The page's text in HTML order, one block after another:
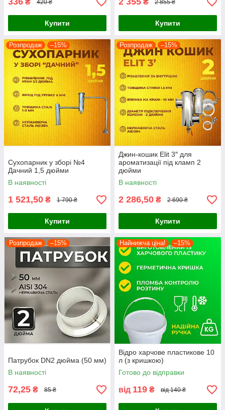
₴ 420 ₴
Купити
₴ 2 855 ₴
Купити
Розпродаж –15%
Сухопарник у зборі №4
Дачний 1,5 дюйми
В наявності
1 521,50 ₴ 1 790 ₴
Купити
Розпродаж –15%
Джин-кошик Elit 3″ для
ароматизації під кламп 2
дюйми
В наявності
2 286,50 ₴ 2 690 ₴
Купити
Розпродаж –15%
Патрубок DN2 дюйма (50 мм)
В наявності
72,25 ₴ 85 ₴
Найнижча ціна! –15%
Відро харчове пластикове 10
л (з кришкою)
Готово до відправки
від 119 ₴ від 140 ₴